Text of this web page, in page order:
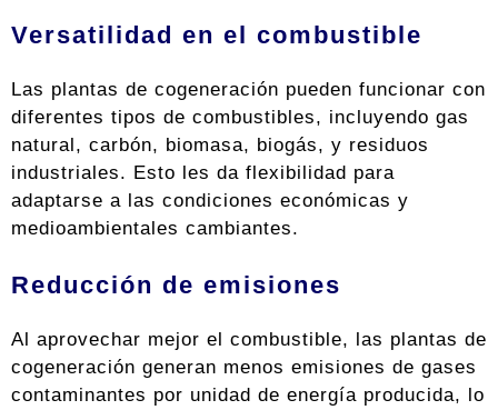
Versatilidad en el combustible
Las plantas de cogeneración pueden funcionar con
diferentes tipos de combustibles, incluyendo gas
natural, carbón, biomasa, biogás, y residuos
industriales. Esto les da flexibilidad para
adaptarse a las condiciones económicas y
medioambientales cambiantes.
Reducción de emisiones
Al aprovechar mejor el combustible, las plantas de
cogeneración generan menos emisiones de gases
contaminantes por unidad de energía producida, lo